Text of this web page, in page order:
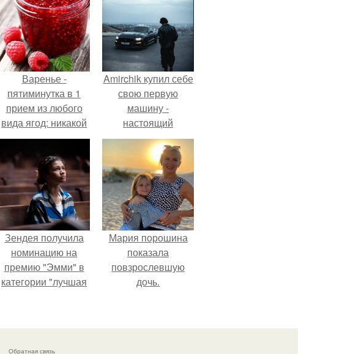
Варенье -
пятиминутка в 1
прием из любого
вида ягод: никакой
длительной варки,
все витамины на
месте!
Amirchik купил себе
свою первую
машину -
настоящий
автомобиль мечты
для многих
автолюбителей.
Зендея получила
номинацию на
премию "Эмми" в
категории "лучшая
сериале" за третий
Мария порошина
показала
повзрослевшую
дочь.
Обратная связь